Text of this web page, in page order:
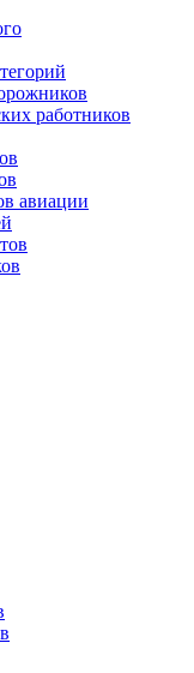
работников
авиации